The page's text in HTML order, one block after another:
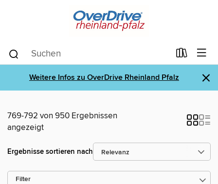
Weitere Infos zu OverDrive Rheinland Pfalz ×
769-792 von 950 Ergebnissen
angezeigt
Ergebnisse sortieren nach
Filter